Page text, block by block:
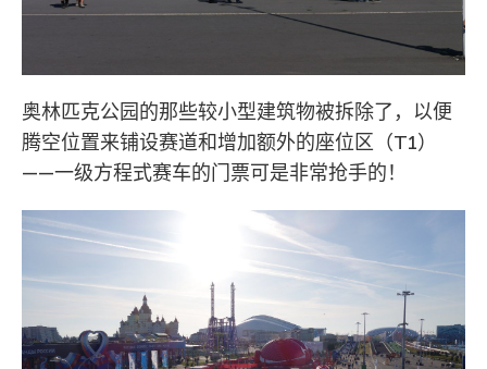
奥林匹克公园的那些较小型建筑物被拆除了，以便
腾空位置来铺设赛道和增加额外的座位区（T1）
——一级方程式赛车的门票可是非常抢手的！